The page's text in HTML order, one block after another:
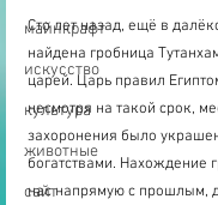
майнкрафт
искусство
культура
животные
сайт
Сто лет назад, ещё в
найдена гробница
царей. Царь правил
несмотря на такой срок,
захоронения было
богатствами. Нахождение
нас напрямую с прошлым,